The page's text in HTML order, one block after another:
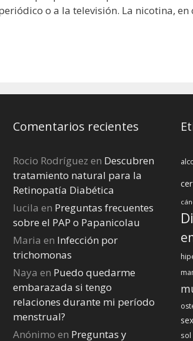
o a la televisión. La nicotina,
Comentarios recientes
Rocio Rodríguez en Descubren
tratamiento natural para la
Retinopatía Diabética
lucila en Preguntas frecuentes
sobre el PAP o Papanicolau
Maria en Infección por
trichomonas
Naya en Puedo quedarme
embarazada si tengo
relaciones durante mi perí­odo
menstrual?
Anónimo en Preguntas y sol